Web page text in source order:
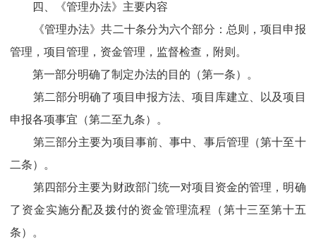
四、《管理办法》主要内容
《管理办法》共二十条分为六个部分：总则，项目申报
管理，项目管理，资金管理，监督检查，附则。
第一部分明确了制定办法的目的（第一条）。
第二部分明确了项目申报方法、项目库建立、以及项目
申报各项事宜（第二至九条）。
第三部分主要为项目事前、事中、事后管理（第十至十
二条）。
第四部分主要为财政部门统一对项目资金的管理，明确
了资金实施分配及拨付的资金管理流程（第十三至第十五
条）。